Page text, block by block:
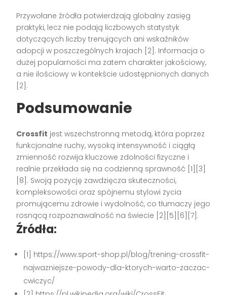
Przywołane źródła potwierdzają globalny zasięg
praktyki, lecz nie podają liczbowych statystyk
dotyczących liczby trenujących ani wskaźników
adopcji w poszczególnych krajach [2]. Informacja o
dużej popularności ma zatem charakter jakościowy,
a nie ilościowy w kontekście udostępnionych danych
[2].
Podsumowanie
Crossfit jest wszechstronną metodą, która poprzez
funkcjonalne ruchy, wysoką intensywność i ciągłą
zmienność rozwija kluczowe zdolności fizyczne i
realnie przekłada się na codzienną sprawność [1][3]
[8]. Swoją pozycję zawdzięcza skuteczności,
kompleksowości oraz spójnemu stylowi życia
promującemu zdrowie i wydolność, co tłumaczy jego
rosnącą rozpoznawalność na świecie [2][5][6][7].
Źródła:
[1] https://www.sport-shop.pl/blog/trening-crossfit-
najwazniejsze-powody-dla-ktorych-warto-zaczac-
cwiczyc/